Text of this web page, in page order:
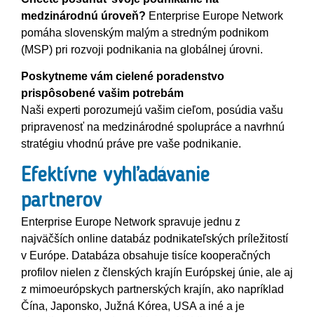
medzinárodnú úroveň? Enterprise Europe Network
pomáha slovenským malým a stredným podnikom
(MSP) pri rozvoji podnikania na globálnej úrovni.
Poskytneme vám cielené poradenstvo
prispôsobené vašim potrebám
Naši experti porozumejú vašim cieľom, posúdia vašu
pripravenosť na medzinárodné spolupráce a navrhnú
stratégiu vhodnú práve pre vaše podnikanie.
Efektívne vyhľadávanie
partnerov
Enterprise Europe Network spravuje jednu z
najväčších online databáz podnikateľských príležitostí
v Európe. Databáza obsahuje tisíce kooperačných
profilov nielen z členských krajín Európskej únie, ale aj
z mimoeurópskych partnerských krajín, ako napríklad
Čína, Japonsko, Južná Kórea, USA a iné a je